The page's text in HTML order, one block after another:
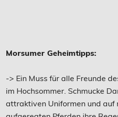
Morsumer Geheimtipps:
-> Ein Muss für alle Freunde
im Hochsommer. Schmucke
attraktiven Uniformen und auf